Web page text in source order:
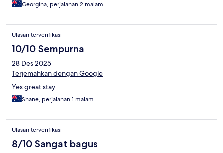
Georgina, perjalanan 2 malam
Ulasan terverifikasi
10/10 Sempurna
28 Des 2025
Terjemahkan dengan Google
Yes great stay
Shane, perjalanan 1 malam
Ulasan terverifikasi
8/10 Sangat bagus